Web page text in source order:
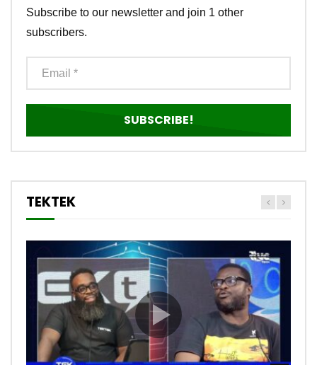
Subscribe to our newsletter and join 1 other
subscribers.
TEKTEK